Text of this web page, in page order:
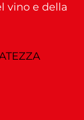
vino e della